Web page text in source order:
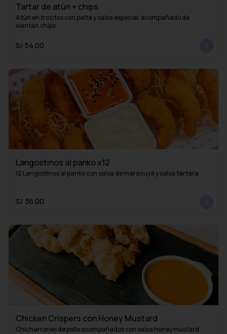
Tartar de atún + chips
Atún en trozitos con palta y salsa especial, acompañado de
wantan chips
S/ 54.00
Langostinos al panko x12
12 Langostinos al panko con salsa de maracuyá y salsa tártara
S/ 36.00
Chicken Crispers con Honey Mustard
Chicharrones de pollo acompañados con salsa honey mustard